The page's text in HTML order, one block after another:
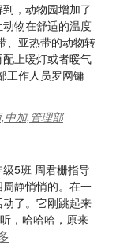
，动物园增加了
物在舒适的温度
、亚热带的动物转
上暖灯或者暖气
工作人员罗网镛
中加,管理部
5班 周君栅指导
静悄悄的。在一
了。它刚跳起来
，哈哈哈，原来